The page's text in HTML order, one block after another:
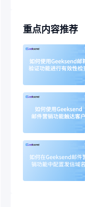
重点内容推荐